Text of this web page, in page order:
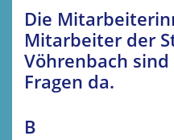
Die
Mitarbeiter der
Vöhrenbach
Fragen da.
B